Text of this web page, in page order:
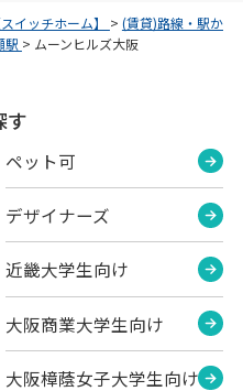
イッチホーム】 > (賃貸)路線・駅か
駅 > ムーンヒルズ大阪
す
ペット可
デザイナーズ
近畿大学生向け
大阪商業大学生向け
大阪樟蔭女子大学生向け